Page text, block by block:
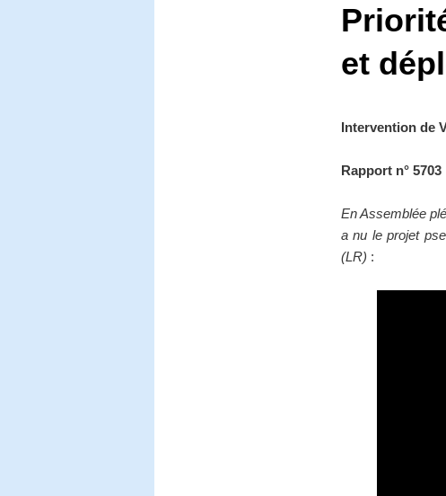
et
Intervention de
Rapport n° 5703
En Assemblée
a nu le projet
(LR) :